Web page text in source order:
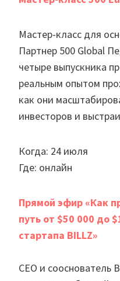
Мастер-класс для
Партнер 500 Global
четыре выпускника
реальным опытом
как они
инвесторов и
Когда: 24 июля
Где: онлайн
Прямой эфир «Как
путь от $50 000 до
стартапа BILLZ»
CEO и сооснователь